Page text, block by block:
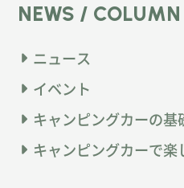
NEWS / COLUMN
ニュース
イベント
キャンピングカーの基
キャンピングカーで楽